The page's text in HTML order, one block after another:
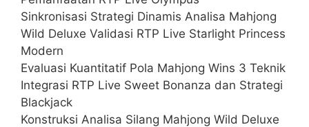
Sinkronisasi Strategi Dinamis Analisa Mahjong
Wild Deluxe Validasi RTP Live Starlight Princess
Modern
Evaluasi Kuantitatif Pola Mahjong Wins 3 Teknik
Integrasi RTP Live Sweet Bonanza dan Strategi
Blackjack
Konstruksi Analisa Silang Mahjong Wild Deluxe